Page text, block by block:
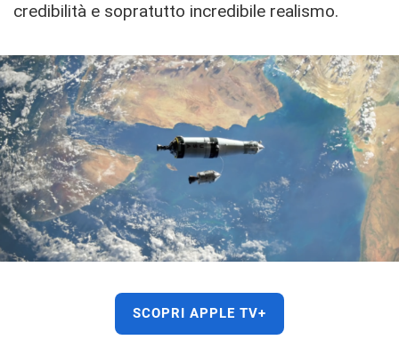
credibilità e sopratutto incredibile realismo.
SCOPRI APPLE TV+